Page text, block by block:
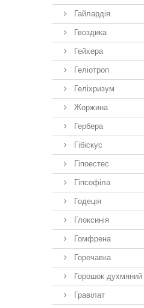
Гайлардія
Гвоздика
Гейхера
Геліотроп
Геліхризум
Жоржина
Гербера
Гібіскус
Гіпоестес
Гіпсофіла
Годеція
Глоксинія
Гомфрена
Горечавка
Горошок духмяний
Гравілат